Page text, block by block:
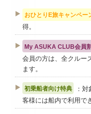
おひとりE旅キャンペー
得。
My ASUKA CLUB会員
会員の方は、全クルー
ます。
初乗船者向け特典
：
客様には船内で利用で